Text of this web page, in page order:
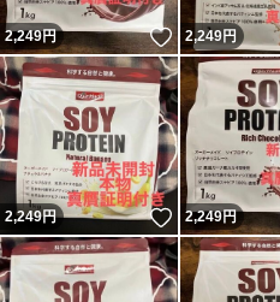
2,249円 いいね！
2,249円
2,249円 いいね！
2,249円